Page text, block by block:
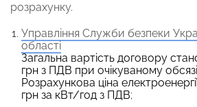
розрахунку.
Управління Служби безпеки
області
Загальна вартість договору
грн з ПДВ при очікуваному
Розрахункова ціна
грн за кВт/год з ПДВ;